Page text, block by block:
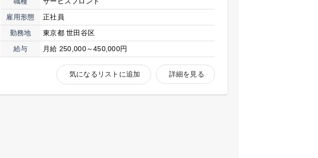
雇用形態
正社員
勤務地
東京都 世田谷区
給与
月給 250,000～450,000円
詳細を見る
気になるリストに追加